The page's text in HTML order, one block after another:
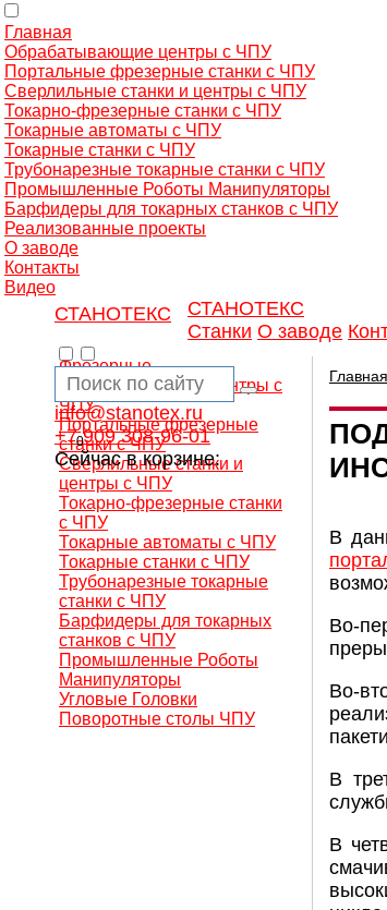
Главная
Обрабатывающие центры с ЧПУ
Портальные фрезерные станки с ЧПУ
Сверлильные станки и центры с ЧПУ
Токарно-фрезерные станки с ЧПУ
Токарные автоматы с ЧПУ
Токарные станки с ЧПУ
Трубонарезные токарные станки с ЧПУ
Промышленные Роботы Манипуляторы
Барфидеры для токарных станков с ЧПУ
Реализованные проекты
О заводе
Контакты
Видео
СТАНОТЕКС
СТАНОТЕКС
Станки О заводе
info@stanotex.ru
+7 909 308-96-01
Сейчас в корзине:
0
Фрезерные
обрабатывающие центры с
ЧПУ
Портальные фрезерные
станки с ЧПУ
Сверлильные станки и
центры с ЧПУ
Токарно-фрезерные станки
с ЧПУ
Токарные автоматы с ЧПУ
Токарные станки с ЧПУ
Трубонарезные токарные
станки с ЧПУ
Барфидеры для токарных
станков с ЧПУ
Промышленные Роботы
Манипуляторы
Угловые Головки
Поворотные столы ЧПУ
Главная
В
Во-
Во-
В
В